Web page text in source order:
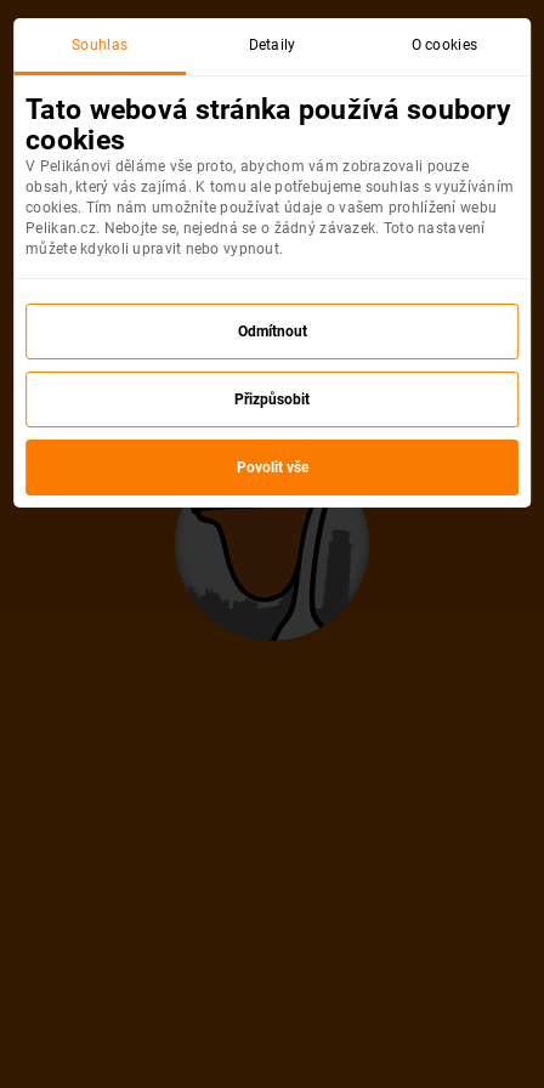
Akční letenka
Litujeme, akční letenka do města už
není dostupná
Vybrat jinou akční letenku
Souhlas Detaily O cookies
Tato webová stránka používá soubory
cookies
V Pelikánovi děláme vše proto, abychom vám zobrazovali pouze
obsah, který vás zajímá. K tomu ale potřebujeme souhlas s využíváním
cookies. Tím nám umožníte používat údaje o vašem prohlížení webu
Pelikan.cz. Nebojte se, nejedná se o žádný závazek. Toto nastavení
můžete kdykoli upravit nebo vypnout.
Odmítnout
Přizpůsobit
Povolit vše